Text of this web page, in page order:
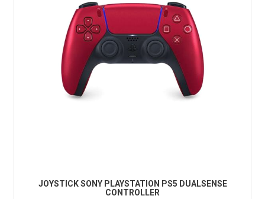
JOYSTICK SONY PLAYSTATION PS5 DUALSENSE
CONTROLLER